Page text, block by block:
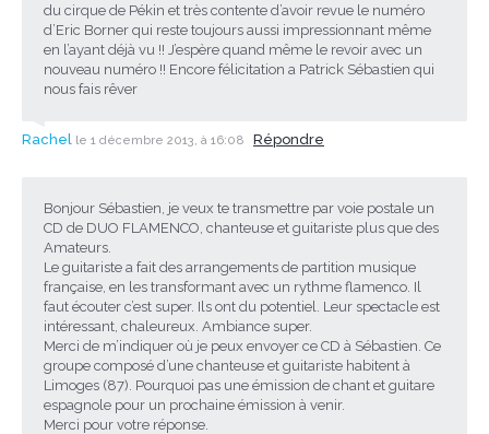
du cirque de Pékin et très contente d’avoir revue le numéro
d’Eric Borner qui reste toujours aussi impressionnant même
en l’ayant déjà vu !! J’espère quand même le revoir avec un
nouveau numéro !! Encore félicitation a Patrick Sébastien qui
nous fais rêver
Rachel le 1 décembre 2013, à 16:08 Répondre
Bonjour Sébastien, je veux te transmettre par voie postale un
CD de DUO FLAMENCO, chanteuse et guitariste plus que des
Amateurs.
Le guitariste a fait des arrangements de partition musique
française, en les transformant avec un rythme flamenco. Il
faut écouter c’est super. Ils ont du potentiel. Leur spectacle est
intéressant, chaleureux. Ambiance super.
Merci de m’indiquer où je peux envoyer ce CD à Sébastien. Ce
groupe composé d’une chanteuse et guitariste habitent à
Limoges (87). Pourquoi pas une émission de chant et guitare
espagnole pour un prochaine émission à venir.
Merci pour votre réponse.